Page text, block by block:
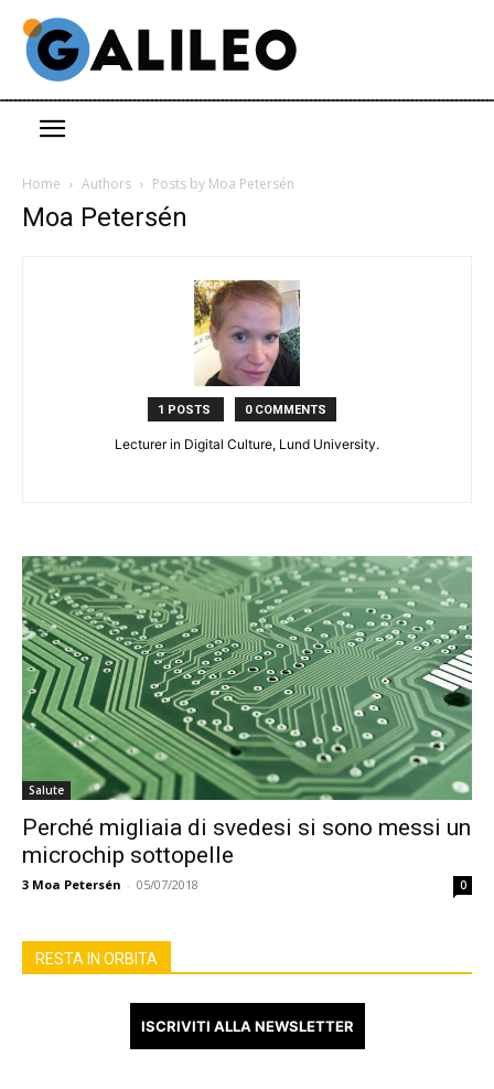
Home Authors Posts by Moa Petersén
Moa Petersén
1 POSTS 0 COMMENTS
Lecturer in Digital Culture, Lund University.
Salute
Perché migliaia di svedesi si sono messi un
microchip sottopelle
3 Moa Petersén - 05/07/2018 0
RESTA IN ORBITA
ISCRIVITI ALLA NEWSLETTER